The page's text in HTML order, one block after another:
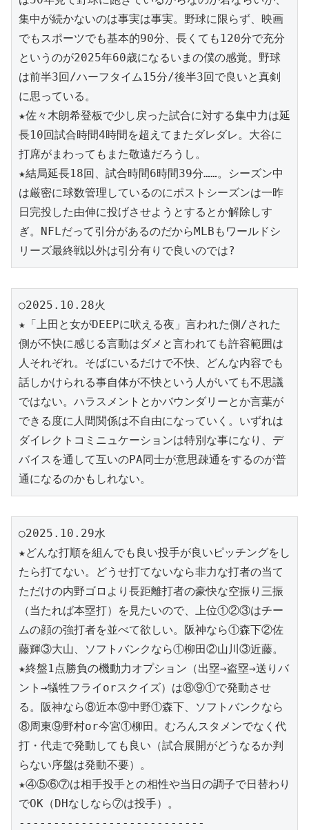
集中が続かないのは事実は事実。野球に限らず、映画
でもスポーツでも基本的90分、長くても120分で充分
というのが2025年60歳になるいまの僕の感覚。野球
は前半3回/ハーフタイム15分/後半3回で良いと真剣
に思っている。
★佐々木朗希登板で少し戻った試合に対する集中力は延
長10回試合時間4時間を超えてまたダレダレ。大谷に
打席がまわってもまた敬遠だろうし。
★結局延長18回、試合時間6時間39分……。シーズン中
は厳密に球数管理しているのにポストシーズンは一昨
日完投した由伸に投げさせようとするとか解除しす
ぎ。NFLだって引分があるのだからMLBもワールドシ
リーズ最終戦以外は引分有りで良いのでは?
○2025.10.28火
★「上田と女がDEEPに吠える夜」言われた側/された
側が不快に感じる言動はダメと言われても許容範囲は
人それぞれ。そばにいるだけで不快、どんな内容でも
話しかけられる事自体が不快という人がいても不思議
ではない。ハラスメントとかバウンダリーとか言葉が
できる度に人間関係は不自由になっていく。いずれは
ダイレクトコミニュケーションは特別な事になり、デ
バイスを通して互いのPA同士が意思疎通をするのが普
通になるのかもしれない。
○2025.10.29水
★どんな打順を組んでも良い投手が良いピッチングをし
たら打てない。どうせ打てないなら非力な打者の当て
ただけの内野ゴロより長距離打者の豪快な空振り三振
（当たれば本塁打）を見たいので、上位①②③はチー
ムの顔の強打者を並べて欲しい。阪神なら①森下②佐
藤輝③大山、ソフトバンクなら①柳田②山川③近藤。
★終盤1点勝負の機動力オプション（出塁→盗塁→送りバ
ント→犠牲フライorスクイズ）は⑧⑨①で発動させ
る。阪神なら⑧近本⑨中野①森下、ソフトバンクなら
⑧周東⑨野村or今宮①柳田。むろんスタメンでなく代
打・代走で発動しても良い（試合展開がどうなるか判
らない序盤は発動不要）。
★④⑤⑥⑦は相手投手との相性や当日の調子で日替わり
でOK（DHなしなら⑦は投手）。
---------------------------